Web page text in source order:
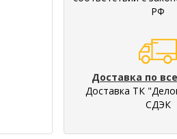
РФ
Доставка по
Доставка ТК
СДЭК